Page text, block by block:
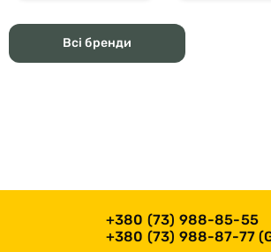
Всі бренди
+380 (73) 988-85-55
+380 (73) 988-87-77